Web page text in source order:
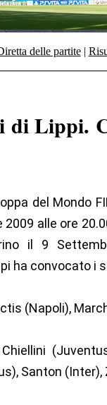
delle partite|
di Lippi.
del Mondo
alle ore
il 9
ha convocato i
(Napoli),
Santon